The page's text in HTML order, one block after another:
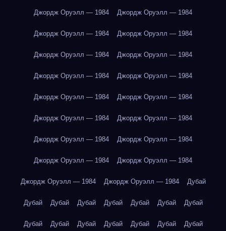
Джордж Оруэлл — 1984 Джордж Оруэлл — 1984
Джордж Оруэлл — 1984 Джордж Оруэлл — 1984
Джордж Оруэлл — 1984 Джордж Оруэлл — 1984
Джордж Оруэлл — 1984 Джордж Оруэлл — 1984
Джордж Оруэлл — 1984 Джордж Оруэлл — 1984
Джордж Оруэлл — 1984 Джордж Оруэлл — 1984
Джордж Оруэлл — 1984 Джордж Оруэлл — 1984
Джордж Оруэлл — 1984 Джордж Оруэлл — 1984
Джордж Оруэлл — 1984 Джордж Оруэлл — 1984 Дубай
Дубай Дубай Дубай Дубай Дубай Дубай Дубай
Дубай Дубай Дубай Дубай Дубай Дубай Дубай